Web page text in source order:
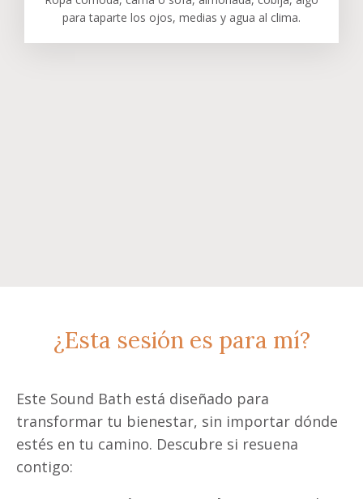
para taparte los ojos, medias y agua al clima.
¿Esta sesión es para mí?
Este Sound Bath está diseñado para
transformar tu bienestar, sin importar dónde
estés en tu camino. Descubre si resuena
contigo: